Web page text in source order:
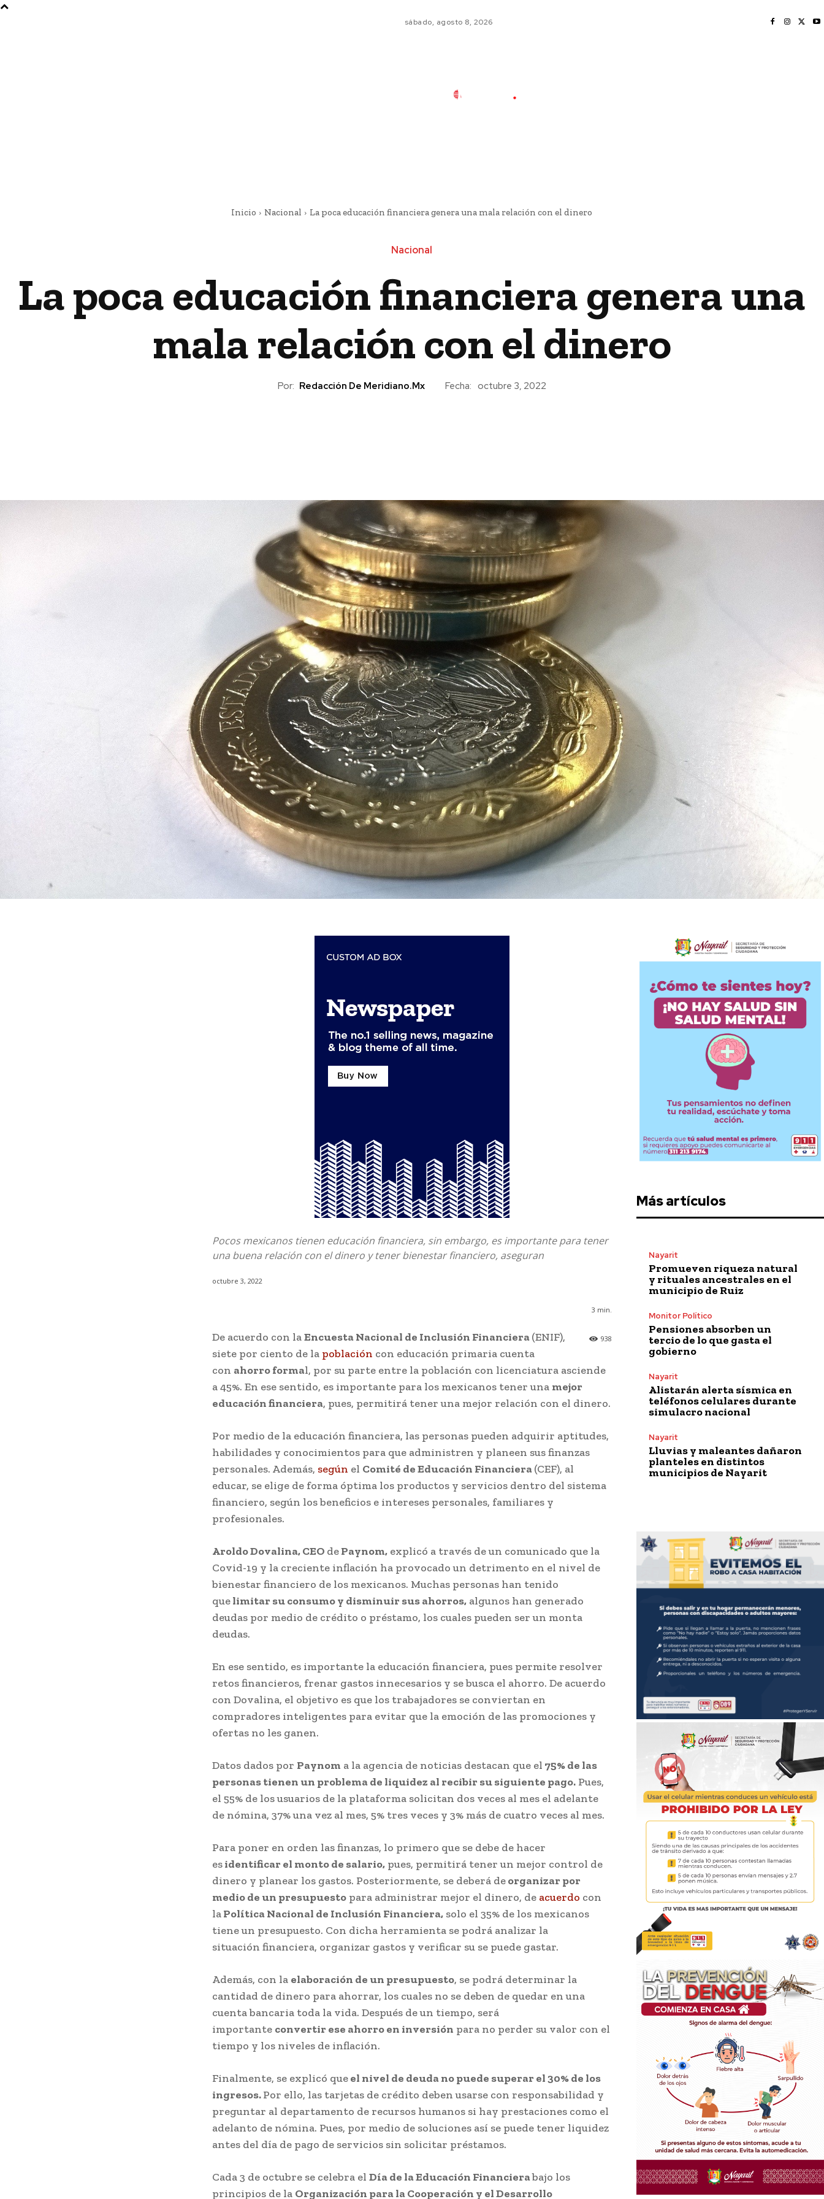
sábado, agosto 8, 2026
Inicio Nacional La poca educación financiera genera una mala relación con el dinero
Nacional
La poca educación financiera genera una
mala relación con el dinero
Por: Redacción De Meridiano.mx Fecha: octubre 3, 2022
Pocos mexicanos tienen educación financiera, sin embargo, es importante para tener
una buena relación con el dinero y tener bienestar financiero, aseguran
octubre 3, 2022
3 min.
938
De acuerdo con laEncuesta Nacional de Inclusión Financiera(ENIF),
siete por ciento de la población con educación primaria cuenta
con ahorro formal, por su parte entre la población con licenciatura asciende
a 45%. En ese sentido, es importante para los mexicanos tener una mejor
educación financiera, pues, permitirá tener una mejor relación con el dinero.
Por medio de la educación financiera, las personas pueden adquirir aptitudes,
habilidades y conocimientos para que administren y planeen sus finanzas
personales. Además, según el Comité de Educación Financiera(CEF), al
educar, se elige de forma óptima los productos y servicios dentro del sistema
financiero, según los beneficios e intereses personales, familiares y
profesionales.
Aroldo Dovalina, CEO dePaynom, explicó a través de un comunicado que la
Covid-19 y la creciente inflación ha provocado un detrimento en el nivel de
bienestar financiero de los mexicanos. Muchas personas han tenido
quelimitar su consumo y disminuir sus ahorros, algunos han generado
deudas por medio de crédito o préstamo, los cuales pueden ser un monta
deudas.
En ese sentido, es importante la educación financiera, pues permite resolver
retos financieros, frenar gastos innecesarios y se busca el ahorro. De acuerdo
con Dovalina, el objetivo es que los trabajadores se conviertan en
compradores inteligentes para evitar que la emoción de las promociones y
ofertas no les ganen.
Datos dados por Paynom a la agencia de noticias destacan que el 75% de las
personas tienen un problema de liquidez al recibir su siguiente pago. Pues,
el 55% de los usuarios de la plataforma solicitan dos veces al mes el adelante
de nómina, 37% una vez al mes, 5% tres veces y 3% más de cuatro veces al mes.
Para poner en orden las finanzas, lo primero que se debe de hacer
esidentificar el monto de salario, pues, permitirá tener un mejor control de
dinero y planear los gastos. Posteriormente, se deberá deorganizar por
medio de un presupuesto para administrar mejor el dinero, de acuerdo con
laPolítica Nacional de Inclusión Financiera, solo el 35% de los mexicanos
tiene un presupuesto. Con dicha herramienta se podrá analizar la
situación financiera, organizar gastos y verificar su se puede gastar.
Además, con la elaboración de un presupuesto, se podrá determinar la
cantidad de dinero para ahorrar, los cuales no se deben de quedar en una
cuenta bancaria toda la vida. Después de un tiempo, será
importante convertir ese ahorro en inversión para no perder su valor con el
tiempo y los niveles de inflación.
Finalmente, se explicó queel nivel de deuda no puede superar el 30% de los
ingresos.Por ello, las tarjetas de crédito deben usarse con responsabilidad y
preguntar al departamento de recursos humanos si hay prestaciones como el
adelanto de nómina. Pues, por medio de soluciones así se puede tener liquidez
antes del día de pago de servicios sin solicitar préstamos.
Cada 3 de octubre se celebra el Día de la Educación Financierabajo los
principios de la Organización para la Cooperación y el Desarrollo
Más artículos
Nayarit
Promueven riqueza natural
y rituales ancestrales en el
municipio de Ruiz
Monitor Político
Pensiones absorben un
tercio de lo que gasta el
gobierno
Nayarit
Alistarán alerta sísmica en
teléfonos celulares durante
simulacro nacional
Nayarit
Lluvias y maleantes dañaron
planteles en distintos
municipios de Nayarit